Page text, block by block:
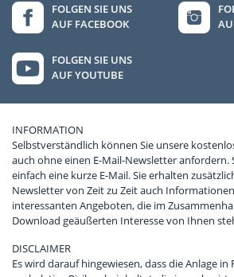
FOLGEN SIE UNS
AUF FACEBOOK
FOLGEN SIE UNS
AUF YOUTUBE
INFORMATION
Selbstverständlich können Sie unsere
auch ohne einen E-Mail-Newsletter anfordern.
einfach eine kurze E-Mail. Sie erhalten
Newsletter von Zeit zu Zeit auch
interessanten Angeboten, die im
Download geäußerten Interesse von Ihnen
DISCLAIMER
Es wird darauf hingewiesen, dass die Anlage